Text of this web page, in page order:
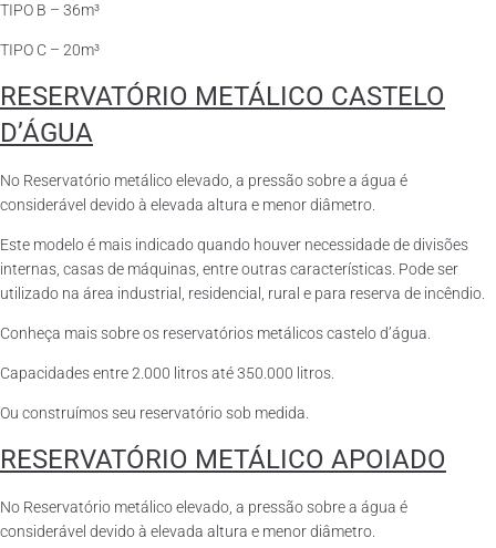
TIPO B – 36m³
TIPO C – 20m³
RESERVATÓRIO METÁLICO CASTELO
D’ÁGUA
No Reservatório metálico elevado, a pressão sobre a água é
considerável devido à elevada altura e menor diâmetro.
Este modelo é mais indicado quando houver necessidade de divisões
internas, casas de máquinas, entre outras características. Pode ser
utilizado na área industrial, residencial, rural e para reserva de incêndio.
Conheça mais sobre os reservatórios metálicos castelo d’água.
Capacidades entre 2.000 litros até 350.000 litros.
Ou construímos seu reservatório sob medida.
RESERVATÓRIO METÁLICO APOIADO
No Reservatório metálico elevado, a pressão sobre a água é
considerável devido à elevada altura e menor diâmetro.